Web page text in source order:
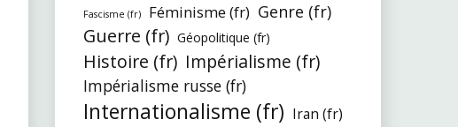
Fascisme (fr) Féminisme (fr) Genre (fr)
Guerre (fr) Géopolitique (fr)
Histoire (fr) Impérialisme (fr)
Impérialisme russe (fr)
Internationalisme (fr) Iran (fr)